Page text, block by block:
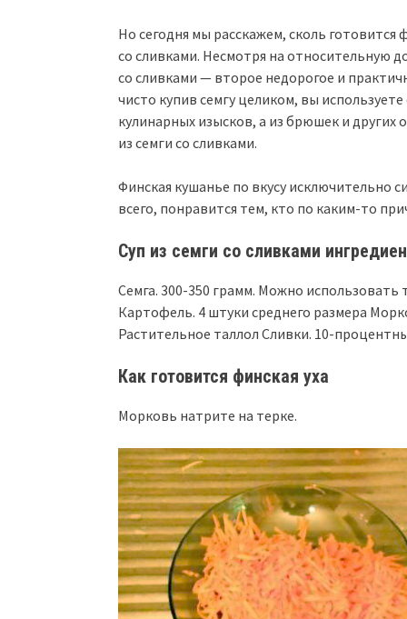
Но сегодня мы расскажем, сколь готовится
со сливками. Несмотря на относительную
со сливками — второе недорогое и
чисто купив семгу целиком, вы
кулинарных изысков, а из брюшек и
из семги со сливками.
Финская кушанье по вкусу исключительно
всего, понравится тем, кто по каким-то
Суп из семги со сливками
Семга. 300-350 грамм. Можно
Картофель. 4 штуки среднего размера
Растительное таллол Сливки. 10-
Как готовится финская уха
Морковь натрите на терке.